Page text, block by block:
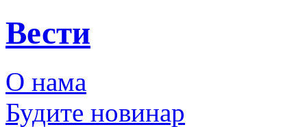
Вести
О нама
Будите новинар